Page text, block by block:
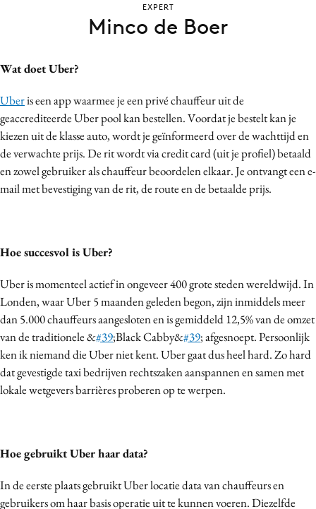
Contentmarketing
Craft
Customer Experience
Data & Insights
Design
Digital transformation
Gedragsverandering
Interne communicatie
Martech
Media
Merkstrategie
PR
Programmatic
Wat doet Uber?
Uberis een app waarmee je een privé chauffeur uit de
geaccrediteerde Uber pool kan bestellen. Voordat je bestelt kan je
kiezen uit de klasse auto, wordt je geïnformeerd over de wachttijd en
de verwachte prijs. De rit wordt via credit card (uit je profiel) betaald
en zowel gebruiker als chauffeur beoordelen elkaar. Je ontvangt een e-
mail met bevestiging van de rit, de route en de betaalde prijs.
Hoe succesvol is Uber?
Uber is momenteel actief in ongeveer 400 grote steden wereldwijd. In
Londen, waar Uber 5 maanden geleden begon, zijn inmiddels meer
dan 5.000 chauffeurs aangesloten en is gemiddeld 12,5% van de omzet
van de traditionele &#39;Black Cabby&#39; afgesnoept. Persoonlijk
ken ik niemand die Uber niet kent. Uber gaat dus heel hard. Zo hard
dat gevestigde taxi bedrijven rechtszaken aanspannen en samen met
lokale wetgevers barrières proberen op te werpen.
Hoe gebruikt Uber haar data?
In de eerste plaats gebruikt Uber locatie data van chauffeurs en
gebruikers om haar basis operatie uit te kunnen voeren. Diezelfde
EXPERT
Minco de Boer